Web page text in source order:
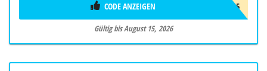
SMR15
CODE ANZEIGEN
Gültig bis August 15, 2026